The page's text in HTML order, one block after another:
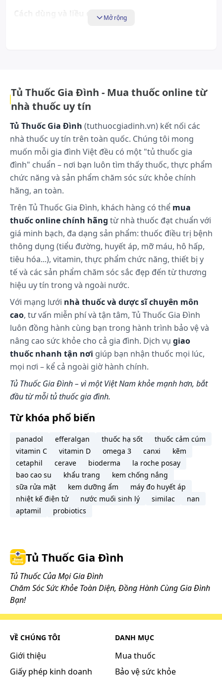
Cách dùng và liều dùng:
Chưa có thông tin
Chưa có thông tin
Cách bảo quản:
Chưa có thông tin
Mở rộng
Tủ Thuốc Gia Đình - Mua thuốc online từ
nhà thuốc uy tín
Tủ Thuốc Gia Đình (tuthuocgiadinh.vn) kết nối các
nhà thuốc uy tín trên toàn quốc. Chúng tôi mong
muốn mỗi gia đình Việt đều có một "tủ thuốc gia
đình" chuẩn – nơi bạn luôn tìm thấy thuốc, thực phẩm
chức năng và sản phẩm chăm sóc sức khỏe chính
hãng, an toàn.
Trên Tủ Thuốc Gia Đình, khách hàng có thể mua
thuốc online chính hãng từ nhà thuốc đạt chuẩn với
giá minh bạch, đa dạng sản phẩm: thuốc điều trị bệnh
thông dụng (tiểu đường, huyết áp, mỡ máu, hô hấp,
tiêu hóa...), vitamin, thực phẩm chức năng, thiết bị y
tế và các sản phẩm chăm sóc sắc đẹp đến từ thương
hiệu uy tín trong và ngoài nước.
Với mạng lưới nhà thuốc và dược sĩ chuyên môn
cao, tư vấn miễn phí và tận tâm, Tủ Thuốc Gia Đình
luôn đồng hành cùng bạn trong hành trình bảo vệ và
nâng cao sức khỏe cho cả gia đình. Dịch vụ giao
thuốc nhanh tận nơi giúp bạn nhận thuốc mọi lúc,
mọi nơi – kể cả ngoài giờ hành chính.
Tủ Thuốc Gia Đình – vì một Việt Nam khỏe mạnh hơn, bắt
đầu từ mỗi tủ thuốc gia đình.
Từ khóa phổ biến
panadol efferalgan thuốc hạ sốt
thuốc cảm cúm
vitamin C
vitamin D omega 3 canxi
kẽm
cetaphil
cerave bioderma
la roche posay
bao cao su
khẩu trang
kem chống nắng
sữa rửa mặt
kem dưỡng ẩm
máy đo huyết áp
nhiệt kế điện tử
nước muối sinh lý similac
nan
aptamil
probiotics
Tủ Thuốc Gia Đình
Tủ Thuốc Của Mọi Gia Đình
Chăm Sóc Sức Khỏe Toàn Diện, Đồng Hành Cùng Gia Đình
Bạn!
VỀ CHÚNG TÔI
Giới thiệu
Giấy phép kinh doanh
DANH MỤC
Mua thuốc
Bảo vệ sức khỏe